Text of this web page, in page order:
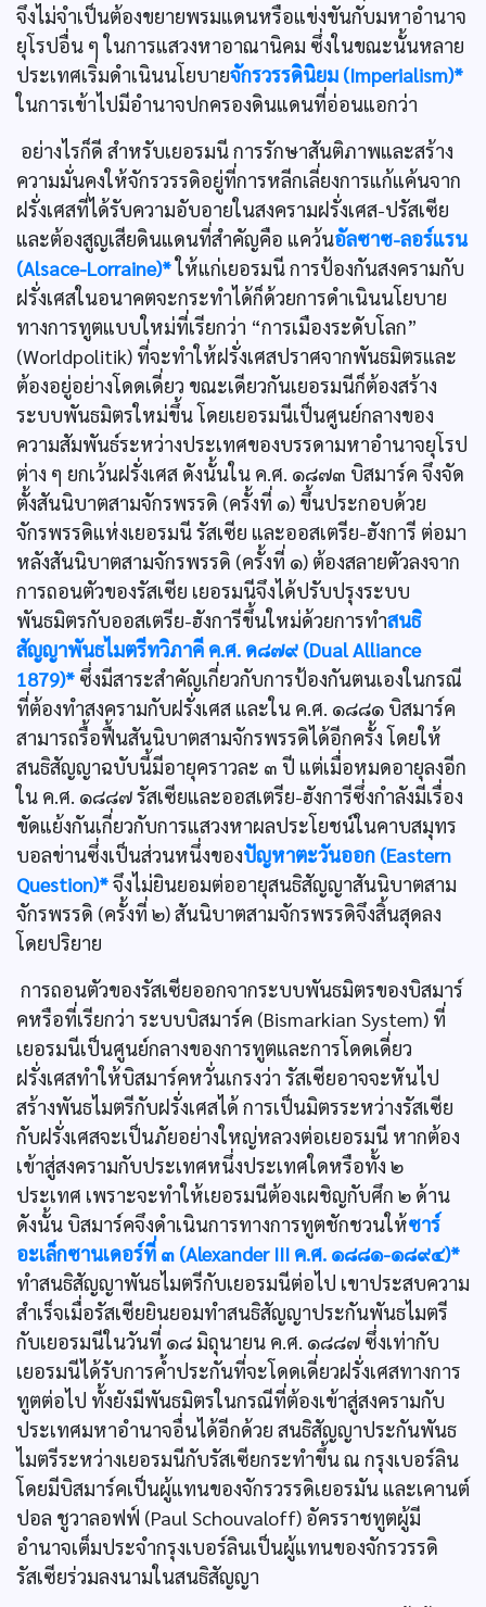
จึงไม่จำเป็นต้องขยายพรมแดนหรือแข่งขันกับมหาอำนาจ
ยุโรปอื่น ๆ ในการแสวงหาอาณานิคม ซึ่งในขณะนั้นหลาย
ประเทศเริ่มดำเนินนโยบายจักรวรรดินิยม (Imperialism)*
ในการเข้าไปมีอำนาจปกครองดินแดนที่อ่อนแอกว่า
อย่างไรก็ดี สำหรับเยอรมนี การรักษาสันติภาพและสร้าง
ความมั่นคงให้จักรวรรดิอยู่ที่การหลีกเลี่ยงการแก้แค้นจาก
ฝรั่งเศสที่ได้รับความอับอายในสงครามฝรั่งเศส-ปรัสเซีย
และต้องสูญเสียดินแดนที่สำคัญคือ แคว้นอัลซาซ-ลอร์แรน
(Alsace-Lorraine)*ให้แก่เยอรมนี การป้องกันสงครามกับ
ฝรั่งเศสในอนาคตจะกระทำได้ก็ด้วยการดำเนินนโยบาย
ทางการทูตแบบใหม่ที่เรียกว่า “การเมืองระดับโลก”
(Worldpolitik) ที่จะทำให้ฝรั่งเศสปราศจากพันธมิตรและ
ต้องอยู่อย่างโดดเดี่ยว ขณะเดียวกันเยอรมนีก็ต้องสร้าง
ระบบพันธมิตรใหม่ขึ้น โดยเยอรมนีเป็นศูนย์กลางของ
ความสัมพันธ์ระหว่างประเทศของบรรดามหาอำนาจยุโรป
ต่าง ๆ ยกเว้นฝรั่งเศส ดังนั้นใน ค.ศ. ๑๘๗๓ บิสมาร์ค จึงจัด
ตั้งสันนิบาตสามจักรพรรดิ (ครั้งที่ ๑) ขึ้นประกอบด้วย
จักรพรรดิแห่งเยอรมนี รัสเซีย และออสเตรีย-ฮังการี ต่อมา
หลังสันนิบาตสามจักรพรรดิ (ครั้งที่ ๑) ต้องสลายตัวลงจาก
การถอนตัวของรัสเซีย เยอรมนีจึงได้ปรับปรุงระบบ
พันธมิตรกับออสเตรีย-ฮังการีขึ้นใหม่ด้วยการทำสนธิ
สัญญาพันธไมตรีทวิภาคี ค.ศ. ด๘๗๙ (Dual Alliance
1879)* ซึ่งมีสาระสำคัญเกี่ยวกับการป้องกันตนเองในกรณี
ที่ต้องทำสงครามกับฝรั่งเศส และใน ค.ศ. ๑๘๘๑ บิสมาร์ค
สามารถรื้อฟื้นสันนิบาตสามจักรพรรดิได้อีกครั้ง โดยให้
สนธิสัญญาฉบับนี้มีอายุคราวละ ๓ ปี แต่เมื่อหมดอายุลงอีก
ใน ค.ศ. ๑๘๘๗ รัสเซียและออสเตรีย-ฮังการีซึ่งกำลังมีเรื่อง
ขัดแย้งกันเกี่ยวกับการแสวงหาผลประโยชน์ในคาบสมุทร
บอลข่านซึ่งเป็นส่วนหนึ่งของปัญหาตะวันออก (Eastern
Question)*จึงไม่ยินยอมต่ออายุสนธิสัญญาสันนิบาตสาม
จักรพรรดิ (ครั้งที่ ๒) สันนิบาตสามจักรพรรดิจึงสิ้นสุดลง
โดยปริยาย
การถอนตัวของรัสเซียออกจากระบบพันธมิตรของบิสมาร์
คหรือที่เรียกว่า ระบบบิสมาร์ค (Bismarkian System) ที่
เยอรมนีเป็นศูนย์กลางของการทูตและการโดดเดี่ยว
ฝรั่งเศสทำให้บิสมาร์คหวั่นเกรงว่า รัสเซียอาจจะหันไป
สร้างพันธไมตรีกับฝรั่งเศสได้ การเป็นมิตรระหว่างรัสเซีย
กับฝรั่งเศสจะเป็นภัยอย่างใหญ่หลวงต่อเยอรมนี หากต้อง
เข้าสู่สงครามกับประเทศหนึ่งประเทศใดหรือทั้ง ๒
ประเทศ เพราะจะทำให้เยอรมนีต้องเผชิญกับศึก ๒ ด้าน
ดังนั้น บิสมาร์คจึงดำเนินการทางการทูตชักชวนให้ซาร์
อะเล็กซานเดอร์ที่ ๓ (Alexander III ค.ศ. ๑๘๘๑-๑๘๙๔)*
ทำสนธิสัญญาพันธไมตรีกับเยอรมนีต่อไป เขาประสบความ
สำเร็จเมื่อรัสเซียยินยอมทำสนธิสัญญาประกันพันธไมตรี
กับเยอรมนีในวันที่ ๑๘ มิถุนายน ค.ศ. ๑๘๘๗ ซึ่งเท่ากับ
เยอรมนีได้รับการคํ้าประกันที่จะโดดเดี่ยวฝรั่งเศสทางการ
ทูตต่อไป ทั้งยังมีพันธมิตรในกรณีที่ต้องเข้าสู่สงครามกับ
ประเทศมหาอำนาจอื่นได้อีกด้วย สนธิสัญญาประกันพันธ
ไมตรีระหว่างเยอรมนีกับรัสเซียกระทำขึ้น ณ กรุงเบอร์ลิน
โดยมีบิสมาร์คเป็นผู้แทนของจักรวรรดิเยอรมัน และเคานต์
ปอล ชูวาลอฟฟ์ (Paul Schouvaloff) อัครราชทูตผู้มี
อำนาจเต็มประจำกรุงเบอร์ลินเป็นผู้แทนของจักรวรรดิ
รัสเซียร่วมลงนามในสนธิสัญญา